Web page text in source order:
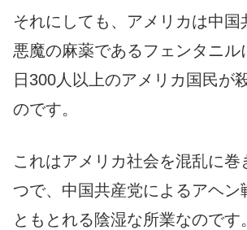
それにしても、アメリカは中国
悪魔の麻薬であるフェンタニル
日300人以上のアメリカ国民が
のです。
これはアメリカ社会を混乱に巻
つで、中国共産党によるアヘン
ともとれる陰湿な所業なのです。